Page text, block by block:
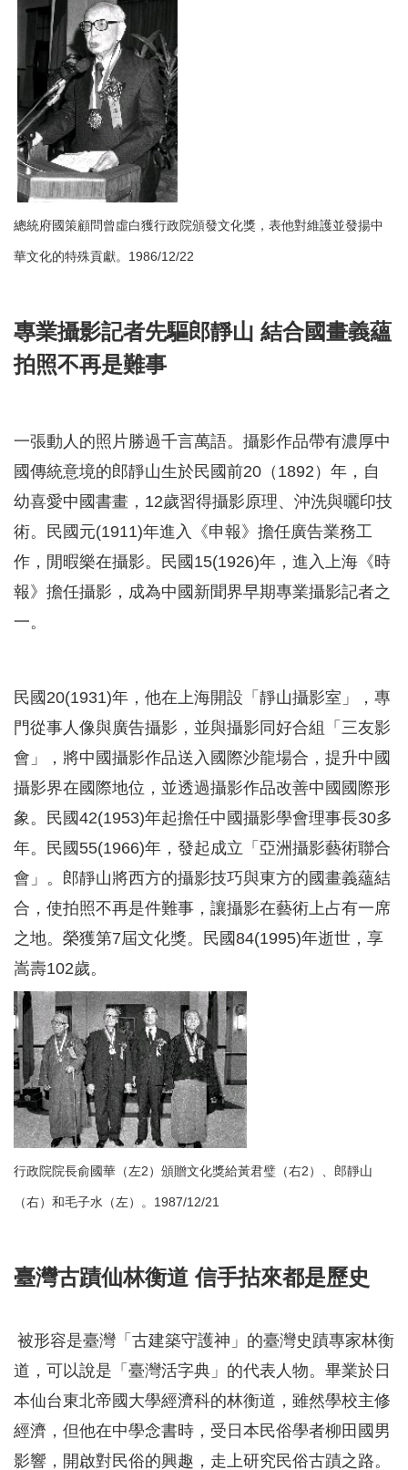
總統府國策顧問曾虛白獲行政院頒發文化獎，表他對維護並發揚中
華文化的特殊貢獻。1986/12/22
專業攝影記者先驅郎靜山 結合國畫義蘊
拍照不再是難事
一張動人的照片勝過千言萬語。攝影作品帶有濃厚中
國傳統意境的郎靜山生於民國前20（1892）年，自
幼喜愛中國書畫，12歲習得攝影原理、沖洗與曬印技
術。民國元(1911)年進入《申報》擔任廣告業務工
作，閒暇樂在攝影。民國15(1926)年，進入上海《時
報》擔任攝影，成為中國新聞界早期專業攝影記者之
一。
民國20(1931)年，他在上海開設「靜山攝影室」，專
門從事人像與廣告攝影，並與攝影同好合組「三友影
會」，將中國攝影作品送入國際沙龍場合，提升中國
攝影界在國際地位，並透過攝影作品改善中國國際形
象。民國42(1953)年起擔任中國攝影學會理事長30多
年。民國55(1966)年，發起成立「亞洲攝影藝術聯合
會」。郎靜山將西方的攝影技巧與東方的國畫義蘊結
合， 使拍照不再是件難事，讓攝影在藝術上占有一席
之地。榮獲第7屆文化獎。民國84(1995)年逝世，享
嵩壽102歲。
行政院院長俞國華（左2）頒贈文化獎給黃君璧（右2）、郎靜山
（右）和毛子水（左）。1987/12/21
臺灣古蹟仙林衡道信手拈來都是歷史
被形容是臺灣「古建築守護神」的臺灣史蹟專家林衡
道，可以說是「臺灣活字典」的代表人物。畢業於日
本仙台東北帝國大學經濟科的林衡道，雖然學校主修
經濟，但他在中學念書時，受日本民俗學者柳田國男
影響，開啟對民俗的興趣，走上研究民俗古蹟之路。